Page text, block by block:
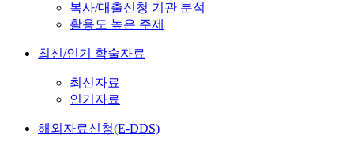
복사/대출신청 기관 분석
활용도 높은 주제
최신/인기 학술자료
최신자료
인기자료
해외자료신청(E-DDS)